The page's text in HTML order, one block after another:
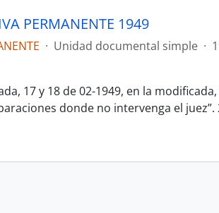
PERMANENTE 1949
· Unidad documental simple ·
17 y 18 de 02-1949, en la
donde no intervenga el